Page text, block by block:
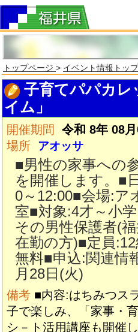
トップページ > イベント情報トップ
子育てパパカレ
イム」
開催期間
令和 8年 08月
場所
アオッサ
■男性の家事への
を開催します。■
0～12:00■会場:ア
室■対象:4才～小
その男性保護者(
在勤の方)■定員
無料■申込:関連情
月28日(火)
備考 ■内容:はちみつス
子で楽しみ、「家事・
シ－ト活用講座も開催